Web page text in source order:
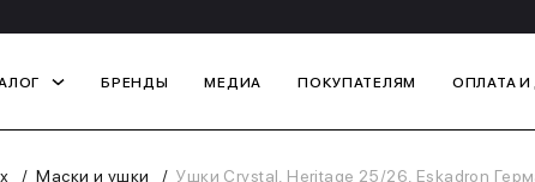
БРЕНДЫ МЕДИА ПОКУПАТЕЛЯМ ОПЛАТА
Маски и ушки Ушки Crystal, Heritage 25/26, Eskadron